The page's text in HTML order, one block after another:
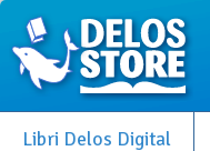
Libri Delos Digital